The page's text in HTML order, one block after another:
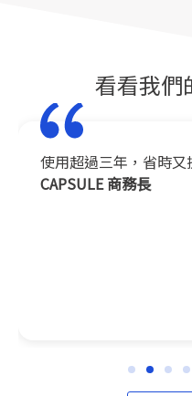
看看我們
使用超過三年，省時又
CAPSULE 商務長